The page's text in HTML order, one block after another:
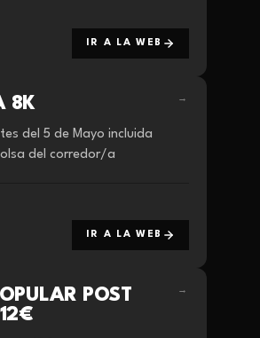
IR A LA WEB
8K →
del 5 de Mayo incluida
del corredor/a
IR A LA WEB
POST
→